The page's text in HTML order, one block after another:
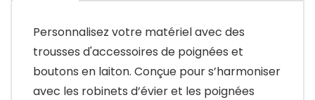
Personnalisez votre matériel avec des
trousses d'accessoires de poignées et
boutons en laiton. Conçue pour s’harmoniser
avec les robinets d’évier et les poignées